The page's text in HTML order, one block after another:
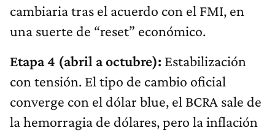
cambiaria tras el acuerdo con el FMI, en
una suerte de “reset” económico.
Etapa 4 (abril a octubre): Estabilización
con tensión. El tipo de cambio oficial
converge con el dólar blue, el BCRA sale de
la hemorragia de dólares, pero la inflación